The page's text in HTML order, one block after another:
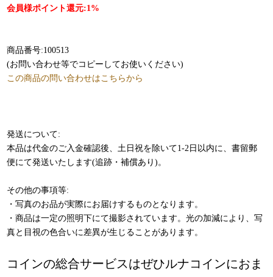
会員様ポイント還元:1%
商品番号:100513
(お問い合わせ等でコピーしてお使いください)
この商品の問い合わせはこちらから
発送について:
本品は代金のご入金確認後、土日祝を除いて1-2日以内に、書留郵
便にて発送いたします(追跡・補償あり)。
その他の事項等:
・写真のお品が実際にお届けするものとなります。
・商品は一定の照明下にて撮影されています。光の加減により、写
真と目視の色合いに差異が生じることがあります。
コインの総合サービスはぜひルナコインにおま